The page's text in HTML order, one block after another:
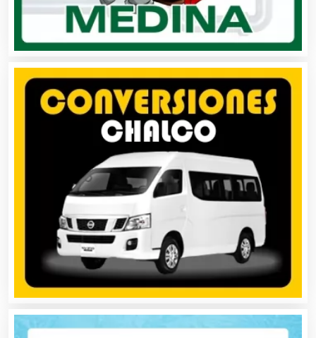
Artículos de Piel
Artículos Deportivos
Artículos Importados
Artículos para el Hogar
Artículos para Regalos
Artículos Personales